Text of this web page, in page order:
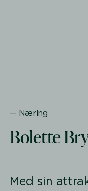
— Næring
Bolette
Med sin